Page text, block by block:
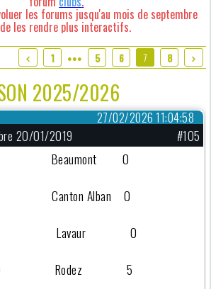
les forums jusqu'au mois de septembre
les rendre plus interactifs.
1 ●●● 5 6 7 8
2025/2026
27/02/2026 11:04:58
20/01/2019
#105
Beaumont 0
Canton Alban 0
4 Lavaur 0
0 Rodez 5